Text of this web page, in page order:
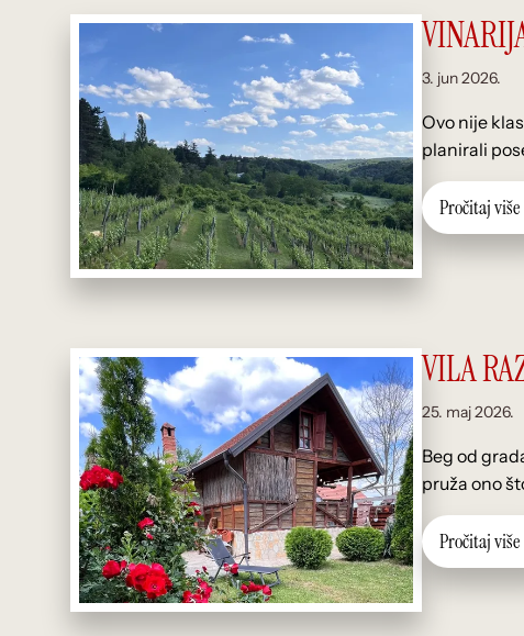
3. jun 2026.
Ovo nije
planirali
Pročitajviše
VILA
25. maj 2026.
Beg od
pruža ono
Pročitajviše